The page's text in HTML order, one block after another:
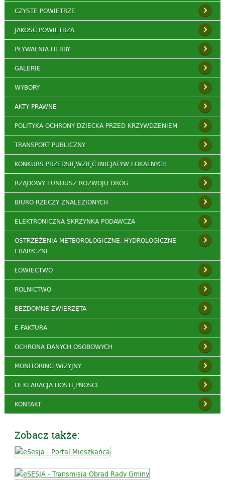
CZYSTE POWIETRZE
JAKOŚĆ POWIETRZA
PŁYWALNIA HERBY
GALERIE
WYBORY
AKTY PRAWNE
POLITYKA OCHRONY DZIECKA PRZED KRZYWDZENIEM
TRANSPORT PUBLICZNY
KONKURS PRZEDSIĘWZIĘĆ INICJATYW LOKALNYCH
RZĄDOWY FUNDUSZ ROZWOJU DRÓG
BIURO RZECZY ZNALEZIONYCH
ELEKTRONICZNA SKRZYNKA PODAWCZA
OSTRZEŻENIA METEOROLOGICZNE, HYDROLOGICZNE
I BARYCZNE
ŁOWIECTWO
ROLNICTWO
BEZDOMNE ZWIERZĘTA
E-FAKTURA
OCHRONA DANYCH OSOBOWYCH
MONITORING WIZYJNY
DEKLARACJA DOSTĘPNOŚCI
KONTAKT
Zobacz także: